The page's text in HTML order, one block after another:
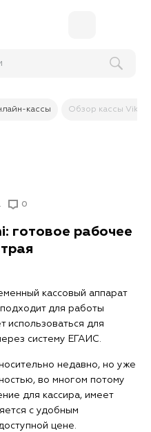
кассы Обзор кассы Viki
0
готовое рабочее
кассовый аппарат
для работы
использоваться для
систему ЕГАИС.
недавно, но уже
во многом потому
для кассира, имеет
с удобным
цене.